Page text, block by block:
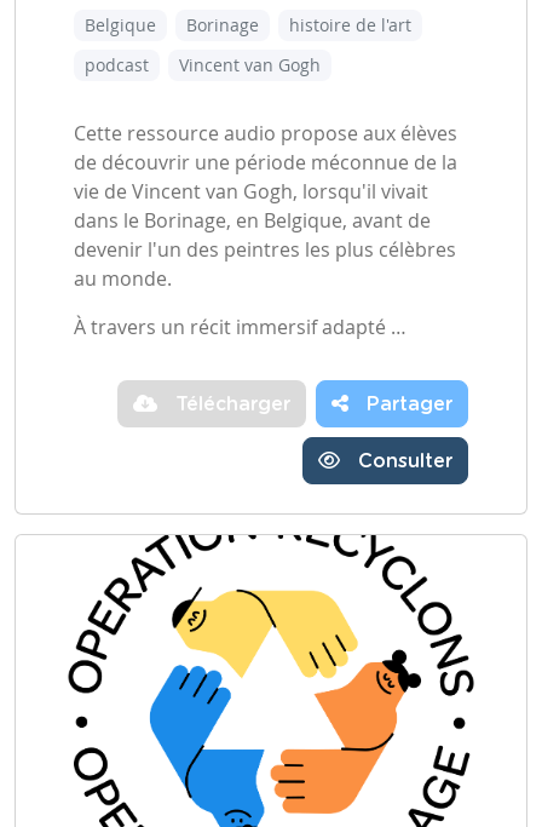
Belgique Borinage
histoire de l'art
podcast
Vincent van Gogh
Cette ressource audio propose aux élèves
de découvrir une période méconnue de la
vie de Vincent van Gogh, lorsqu'il vivait
dans le Borinage, en Belgique, avant de
devenir l'un des peintres les plus célèbres
au monde.
À travers un récit immersif adapté …
Télécharger Partager
Consulter